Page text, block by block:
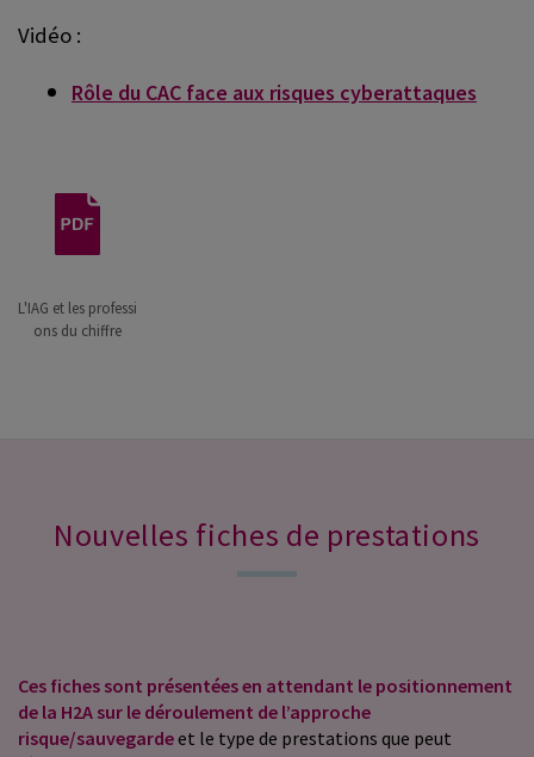
Vidéo :
Rôle du CAC face aux risques cyberattaques
L'IAG et les professi
ons du chiffre
Nouvelles fiches de prestations
Ces fiches sont présentées en attendant le positionnement
de la H2A sur le déroulement de l’approche
risque/sauvegardeet le type de prestations que peut